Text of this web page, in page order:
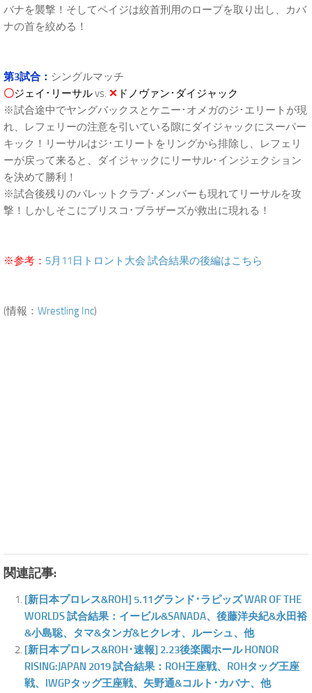
バナを襲撃！そしてペイジは絞首刑用のロープを取り出し、カバ
ナの首を絞める！
第3試合： シングルマッチ
〇ジェイ･リーサルvs. ✕ ドノヴァン･ダイジャック
※試合途中でヤングバックスとケニー･オメガのジ･エリートが現
れ、レフェリーの注意を引いている隙にダイジャックにスーパー
キック！リーサルはジ･エリートをリングから排除し、レフェリ
ーが戻って来ると、ダイジャックにリーサル･インジェクション
を決めて勝利！
※試合後残りのバレットクラブ･メンバーも現れてリーサルを攻
撃！しかしそこにブリスコ･ブラザーズが救出に現れる！
※参考： 5月11日トロント大会 試合結果の後編はこちら
(情報： Wrestling Inc)
関連記事:
[新日本プロレス&ROH] 5.11グランド･ラピッズ WAR OF THE
WORLDS 試合結果：イービル&SANADA、後藤洋央紀&永田裕
&小島聡、タマ&タンガ&ヒクレオ、ルーシュ、他
[新日本プロレス&ROH･速報] 2.23後楽園ホール HONOR
RISING:JAPAN 2019 試合結果：ROH王座戦、ROHタッグ王座
戦、IWGPタッグ王座戦、矢野通&コルト･カバナ、他